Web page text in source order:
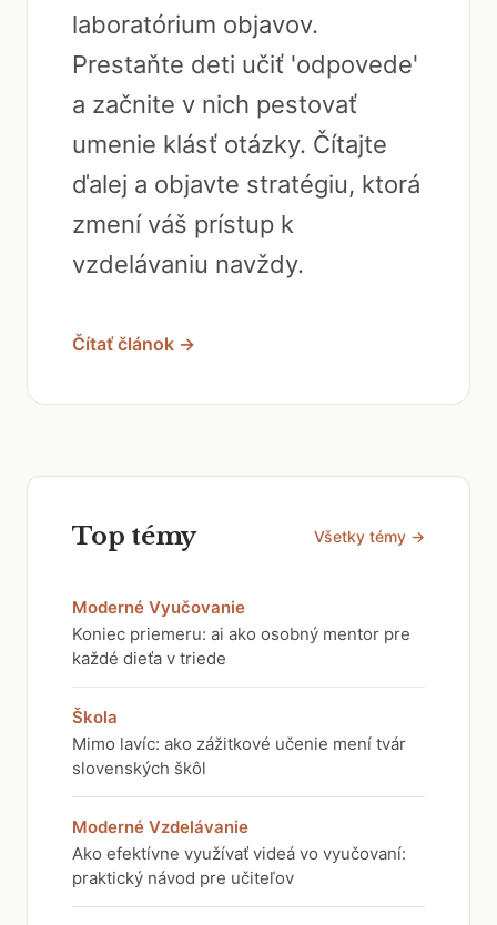
laboratórium objavov.
Prestaňte deti učiť 'odpovede'
a začnite v nich pestovať
umenie klásť otázky. Čítajte
ďalej a objavte stratégiu, ktorá
zmení váš prístup k
vzdelávaniu navždy.
Čítať článok →
Top témy Všetky témy →
Moderné Vyučovanie
Koniec priemeru: ai ako osobný mentor pre
každé dieťa v triede
Škola
Mimo lavíc: ako zážitkové učenie mení tvár
slovenských škôl
Moderné Vzdelávanie
Ako efektívne využívať videá vo vyučovaní:
praktický návod pre učiteľov